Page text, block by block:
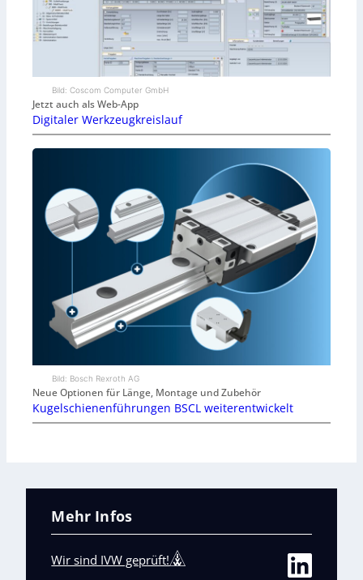
Bild: Coscom Computer GmbH
Jetzt auch als Web-App
Digitaler Werkzeugkreislauf
Bild: Bosch Rexroth AG
Neue Optionen für Länge, Montage und Zubehör
Kugelschienenführungen BSCL weiterentwickelt
Mehr Infos
Wir sind IVW geprüft!